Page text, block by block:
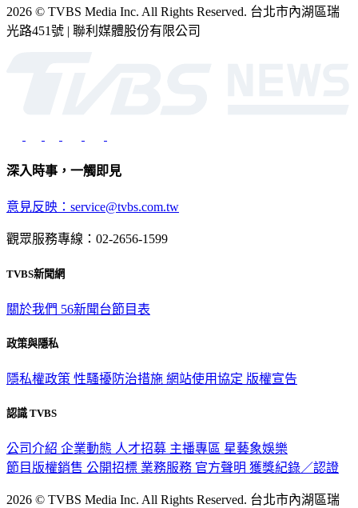
2026 © TVBS Media Inc. All Rights Reserved. 台北市內湖區瑞
光路451號 | 聯利媒體股份有限公司
深入時事，一觸即見
意見反映：service@tvbs.com.tw
觀眾服務專線：02-2656-1599
TVBS新聞網
關於我們 56新聞台節目表
政策與隱私
隱私權政策 性騷擾防治措施 網站使用協定 版權宣告
認識 TVBS
公司介紹 企業動態 人才招募 主播專區 星藝象娛樂
節目版權銷售 公開招標 業務服務 官方聲明 獲獎紀錄／認證
2026 © TVBS Media Inc. All Rights Reserved. 台北市內湖區瑞